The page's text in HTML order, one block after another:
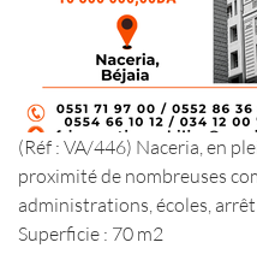
(Réf : VA/446) Naceria, en
proximité de nombreuses
administrations, écoles,
Superficie : 70 m2